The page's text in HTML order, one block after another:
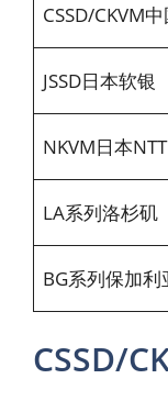
CSSD/CKVM
JSSD日本软银
NKVM日本NTT
LA系列洛杉矶
BG系列保加利
CSSD/